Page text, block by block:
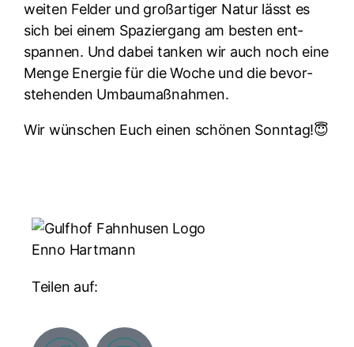
wei­ten Fel­der und groß­ar­ti­ger Natur lässt es
sich bei einem Spa­zier­gang am bes­ten ent­
span­nen. Und dabei tan­ken wir auch noch eine
Menge Ener­gie für die Woche und die bevor­
ste­hen­den Umbau­maß­nah­men.
Wir wün­schen Euch einen schö­nen Sonn­tag!😇
Enno Hartmann
Teilen auf: